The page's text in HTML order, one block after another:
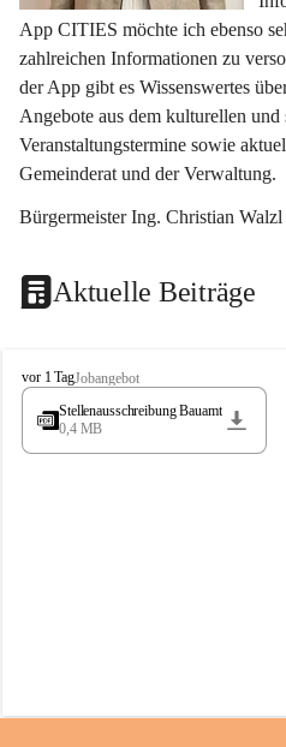
App CITIES möchte ich ebenso
zahlreichen Informationen zu
der App gibt es Wissenswertes
Angebote aus dem kulturellen
Veranstaltungstermine sowie
Gemeinderat und der Verwaltung.
Bürgermeister Ing. Christian Walzl
Aktuelle Beiträge
S
t
s
vor 1 TagJobangebot
Stellenausschreibung Bauamt
0,4 MB